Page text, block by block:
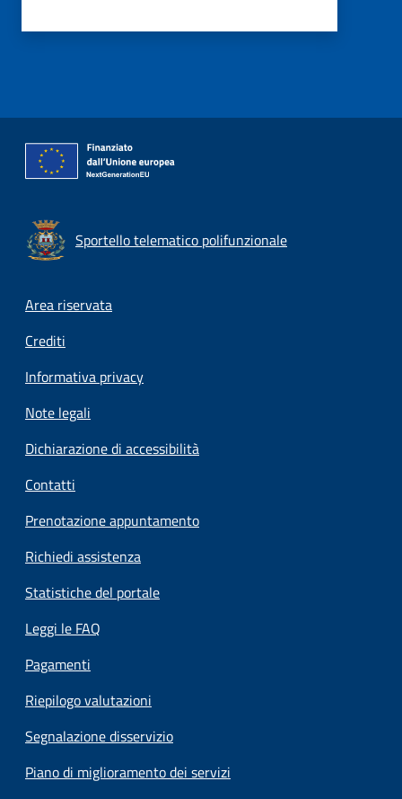
Sportello telematico polifunzionale
Footer menu
Area riservata
Crediti
Informativa privacy
Note legali
Dichiarazione di accessibilità
Contatti
Prenotazione appuntamento
Richiedi assistenza
Statistiche del portale
Leggi le FAQ
Pagamenti
Riepilogo valutazioni
Segnalazione disservizio
Piano di miglioramento dei servizi